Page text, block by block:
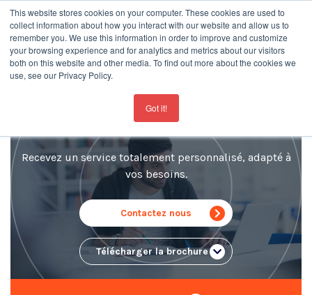
This website stores cookies on your computer. These cookies are used to
collect information about how you interact with our website and allow us to
remember you. We use this information in order to improve and customize
your browsing experience and for analytics and metrics about our visitors
both on this website and other media. To find out more about the cookies we
use, see our Privacy Policy.
Got it!
For the latest updates about our schools
Cours particuliers
Recevez un service totalement personnalisé, adapté à
vos besoins.
Contactez nous
Télécharger la brochure ..